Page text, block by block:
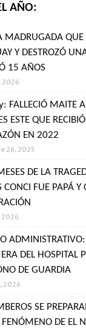
AÑO:
MADRUGADA
Y DESTROZÓ
15 AÑOS
2026
FALLECIÓ MAITE
ESTE QUE
EN 2022
26, 2025
DE LA
CONCI FUE PAPÁ Y
2026
DEL HOSPITAL
DE GUARDIA
2026
SE
FENÓMENO DE EL